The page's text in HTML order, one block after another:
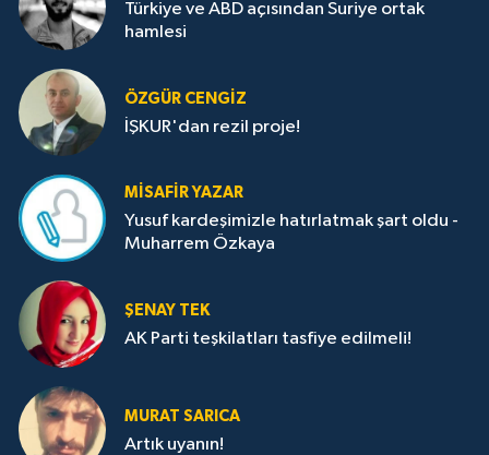
Türkiye ve ABD açısından Suriye ortak
hamlesi
ÖZGÜR CENGIZ
İŞKUR'dan rezil proje!
MISAFIR YAZAR
Yusuf kardeşimizle hatırlatmak şart oldu -
Muharrem Özkaya
ŞENAY TEK
AK Parti teşkilatları tasfiye edilmeli!
MURAT SARICA
Artık uyanın!